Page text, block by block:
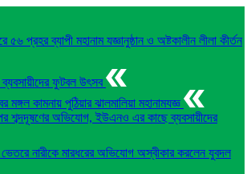
৫৬ প্রহর ব্যাপী মহানাম যজ্ঞানুষ্ঠান ও অষ্টকালীন লীলা কীর্তন
ফুটবল উৎসব
মঙ্গল কামনায় পুঠিয়ার ঝালমালিয়া মহানামযজ্ঞ
শব্দদূষণের অভিযোগ, ইউএনও এর কাছে ব্যবসায়ীদের
ভেতরে নারীকে মারধরের অভিযোগ অস্বীকার করলেন যুবদল